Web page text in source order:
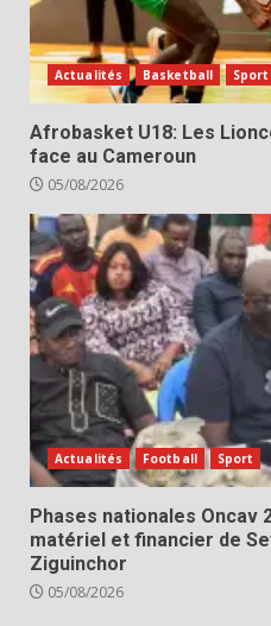
Actualités Basketball Sport
Afrobasket U18: Les
face au Cameroun
05/08/2026
Actualités Football Sport
Phases nationales Oncav
matériel et financier de
Ziguinchor
05/08/2026